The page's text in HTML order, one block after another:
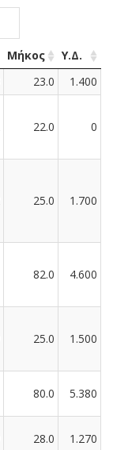
Μήκος
Υ.Δ.
23.0
1.400
22.0 0
25.0 1.700
82.0 4.600
25.0 1.500
80.0 5.380
28.0 1.270